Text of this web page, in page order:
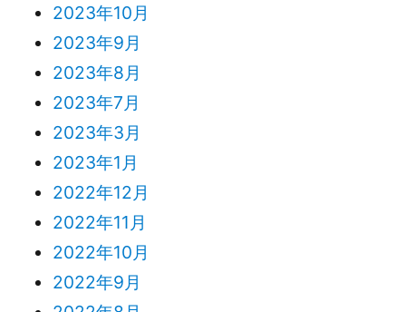
2023年10月
2023年9月
2023年8月
2023年7月
2023年3月
2023年1月
2022年12月
2022年11月
2022年10月
2022年9月